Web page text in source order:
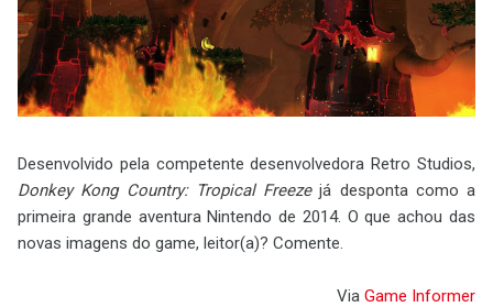
Desenvolvido pela competente desenvolvedora Retro Studios,
Donkey Kong Country: Tropical Freezejá desponta como a
primeira grande aventura Nintendo de 2014. O que achou das
novas imagens do game, leitor(a)? Comente.
Via Game Informer